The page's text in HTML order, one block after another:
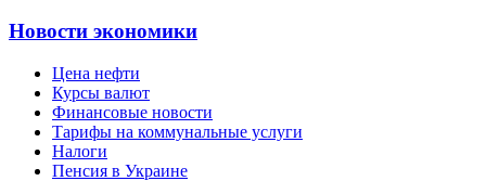
Новости экономики
Цена нефти
Курсы валют
Финансовые новости
Тарифы на коммунальные услуги
Налоги
Пенсия в Украине